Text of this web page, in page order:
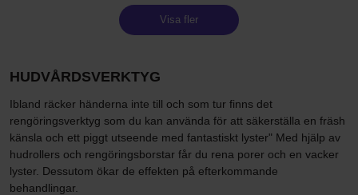
Visa fler
HUDVÅRDSVERKTYG
Ibland räcker händerna inte till och som tur finns det
rengöringsverktyg som du kan använda för att säkerställa en fräsh
känsla och ett piggt utseende med fantastiskt lyster" Med hjälp av
hudrollers och rengöringsborstar får du rena porer och en vacker
lyster. Dessutom ökar de effekten på efterkommande
behandlingar.